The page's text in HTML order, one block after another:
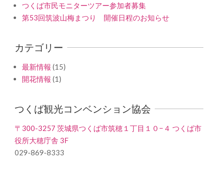
つくば市民モニターツアー参加者募集
第53回筑波山梅まつり 開催日程のお知らせ
カテゴリー
最新情報 (15)
開花情報 (1)
つくば観光コンベンション協会
〒300-3257 茨城県つくば市筑穂１丁目１０−４ つくば市
役所大穂庁舎 3F
029-869-8333